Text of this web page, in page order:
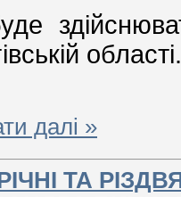
області.
далі »
ТА